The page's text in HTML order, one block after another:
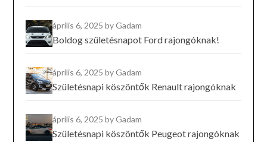
április 6, 2025by Gadam
Boldog születésnapot Ford rajongóknak!
április 6, 2025by Gadam
Születésnapi köszöntők Renault rajongóknak
április 6, 2025by Gadam
Születésnapi köszöntők Peugeot rajongóknak